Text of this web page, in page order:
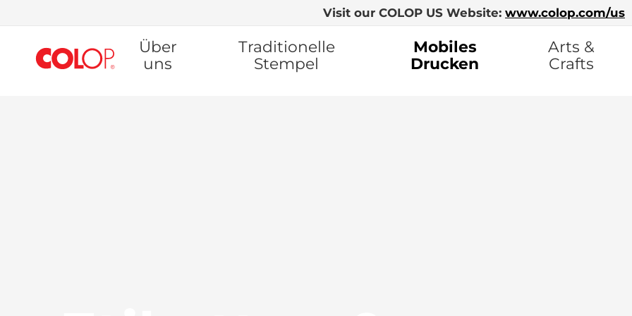
Visit our COLOP US Website: www.colop.com/us
springen
Über
uns
Traditionelle
Stempel
Mobiles
Drucken
Arts &
Crafts